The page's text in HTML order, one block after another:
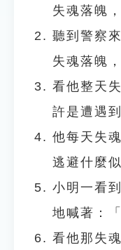
失魂落魄
聽到警察
失魂落魄
看他整天
許是遭遇
他每天失
逃避什麼
小明一看
地喊著：
看他那失